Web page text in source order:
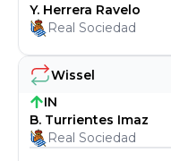
Wissel
IN
B. Turrientes Imaz
Real Sociedad
Y. Herrera Ravelo
Real Sociedad